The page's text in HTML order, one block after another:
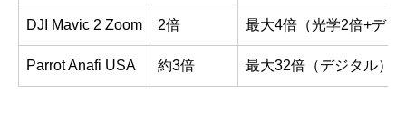
DJI Mavic 2 Zoom 2倍 最大4倍（光学2倍+デジ
Parrot Anafi USA 約3倍 最大32倍（デジタル）